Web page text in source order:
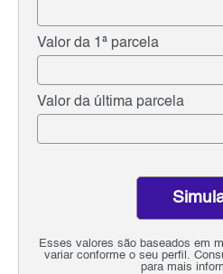
Valor da 1ª parcela
Valor da última parcela
Esses valores são baseados em
variar conforme o seu perfil.
para mais